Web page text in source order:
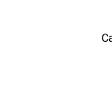
Llamada de
Radio
Llantas de
Medidas de
ampliadas